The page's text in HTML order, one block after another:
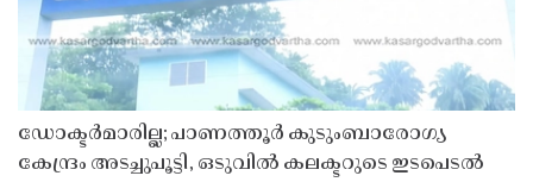
ഡോക്ടർമാരില്ല; പാണത്തൂർ കുടുംബാരോഗ്യ
കേന്ദ്രം അടച്ചുപൂട്ടി, ഒടുവിൽ കലക്ടറുടെ ഇടപെടൽ